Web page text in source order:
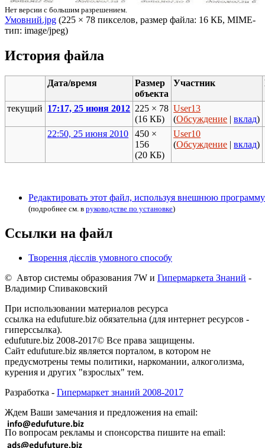
Нет версии с большим разрешением.
Умовний.jpg ‎ (225 × 78 пикселов, размер файла: 16 КБ, MIME-
тип: image/jpeg)
История файла
Дата/время
Размер
объекта
Участник
текущий 17:17, 25 июня 2012 225 × 78
(16 КБ)
User13
(Обсуждение |вклад)
22:50, 25 июня 2010
450 ×
156
(20 КБ)
User10
(Обсуждение |вклад)
Редактировать этот файл, используя внешнюю программу
(подробнее см. в руководстве по установке)
Ссылки на файл
Творення дієслів умовного способу
© Автор системы образования 7W и Гипермаркета Знаний -
Владимир Спиваковский
При использовании материалов ресурса
ссылка на edufuture.biz обязательна (для интернет ресурсов -
гиперссылка).
edufuture.biz 2008-2017© Все права защищены.
Сайт edufuture.biz является порталом, в котором не
предусмотрены темы политики, наркомании, алкоголизма,
курения и других "взрослых" тем.
Разработка - Гипермаркет знаний 2008-2017
Ждем Ваши замечания и предложения на email:
По вопросам рекламы и спонсорства пишите на email: